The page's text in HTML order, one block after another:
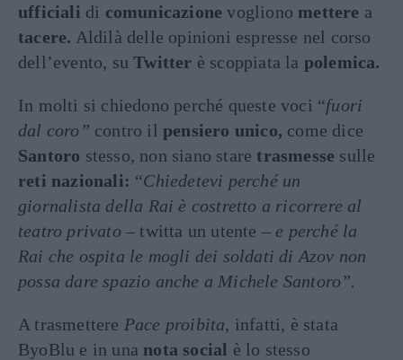
ufficiali di comunicazione vogliono mettere a
tacere. Aldilà delle opinioni espresse nel corso
dell’evento, suTwitter è scoppiata la polemica.
In molti si chiedono perché queste voci “fuori
dal coro” contro ilpensiero unico, come dice
Santoro stesso, non siano staretrasmesse sulle
reti nazionali: “Chiedetevi perché un
giornalista della Rai è costretto a ricorrere al
teatro privato –twitta un utente – e perché la
Rai che ospita le mogli dei soldati di Azov non
possa dare spazio anche a Michele Santoro”.
A trasmettere Pace proibita, infatti, è stata
ByoBlu e in una nota social è lo stesso